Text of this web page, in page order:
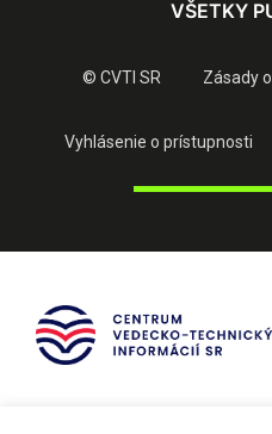
VŠETKY
© CVTI SR Zásady
Vyhlásenie o prístupnosti